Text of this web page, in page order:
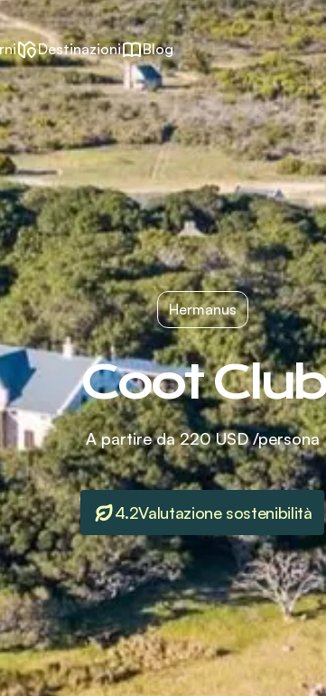
Destinazioni Blog
Hermanus
Coot Club
A partire da220 USD/persona
4.2Valutazione sostenibilità